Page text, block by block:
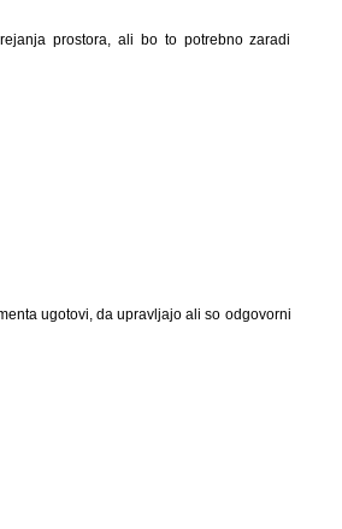
prostora, ali bo to potrebno zaradi
ugotovi, da upravljajo ali so odgovorni